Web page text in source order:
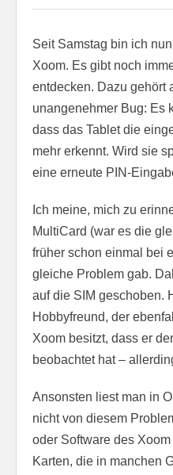
Seit Samstag bin ich
Xoom. Es gibt noch
entdecken. Dazu gehört
unangenehmer Bug: Es
dass das Tablet die
mehr erkennt. Wird sie
eine erneute PIN-
Ich meine, mich zu
MultiCard (war es die
früher schon einmal bei
gleiche Problem gab.
auf die SIM geschoben.
Hobbyfreund, der
Xoom besitzt, dass er
beobachtet hat –
Ansonsten liest man in
nicht von diesem
oder Software des
Karten, die in manchen